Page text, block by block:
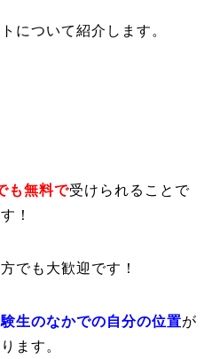
について紹介します。
も無料で受けられることで
す！
でも大歓迎です！
生のなかでの自分の位置が
ます。